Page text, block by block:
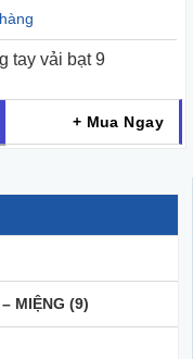
MIỆNG (9)
tay vải bạt 9
+ Mua Ngay